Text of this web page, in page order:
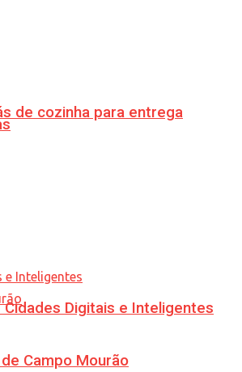
de cozinha para entrega
Campo Mourão
Digitais e Inteligentes